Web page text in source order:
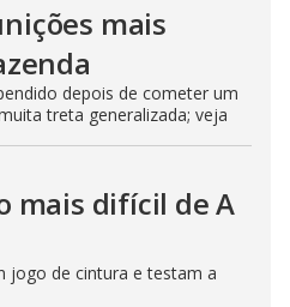
mais
depois de cometer um
treta generalizada; veja
mais difícil de A
jogo de cintura e testam a